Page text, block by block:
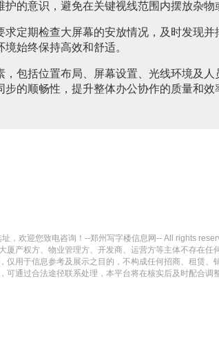
的意识，避免在关键视线范围内摆放杂物
定期检查大屏幕的安放情况，及时发现
始终保持高效和舒适。
包括位置布局、屏幕设置、光线环境及
的顺畅性，提升整体办公协作的质量和效
，欢迎您致电咨询！--郑州写字楼信息网-- All rights
产权方、物业管理方、开发商、运营方等主体不存在
用于信息参考及展示之目的，不构成任何招商、租赁
通过合法途径联系处理，本平台将在核实后及时配合调